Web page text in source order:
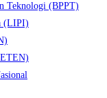
Teknologi (BPPT)
(LIPI)